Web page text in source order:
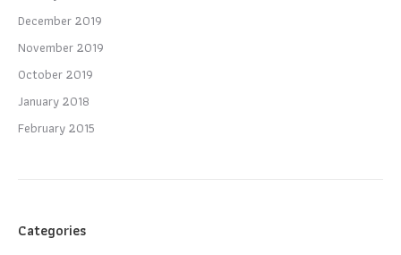
December 2019
November 2019
October 2019
January 2018
February 2015
Categories